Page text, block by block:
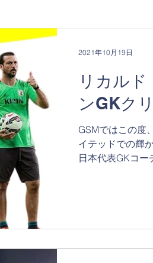
リカル
ンGKク
GSMではこの度
イテッドでの輝
日本代表GKコー
2021年10月19日